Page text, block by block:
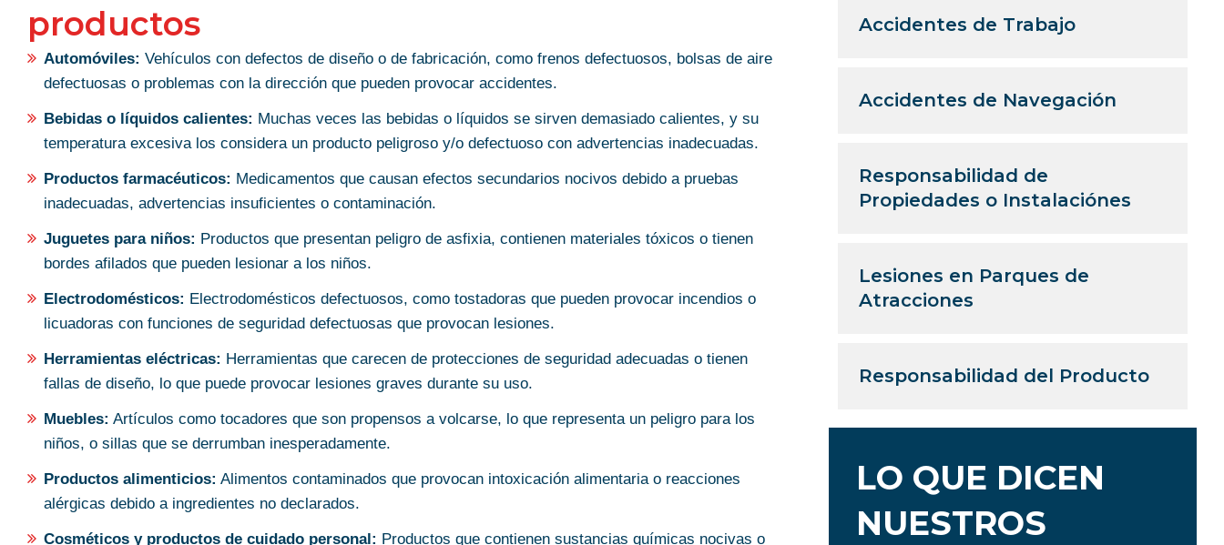
productos
Automóviles: Vehículos con defectos de diseño o de fabricación, como frenos defectuosos, bolsas de aire
defectuosas o problemas con la dirección que pueden provocar accidentes.
Bebidas o líquidos calientes: Muchas veces las bebidas o líquidos se sirven demasiado calientes, y su
temperatura excesiva los considera un producto peligroso y/o defectuoso con advertencias inadecuadas.
Productos farmacéuticos: Medicamentos que causan efectos secundarios nocivos debido a pruebas
inadecuadas, advertencias insuficientes o contaminación.
Juguetes para niños: Productos que presentan peligro de asfixia, contienen materiales tóxicos o tienen
bordes afilados que pueden lesionar a los niños.
Electrodomésticos: Electrodomésticos defectuosos, como tostadoras que pueden provocar incendios o
licuadoras con funciones de seguridad defectuosas que provocan lesiones.
Herramientas eléctricas: Herramientas que carecen de protecciones de seguridad adecuadas o tienen
fallas de diseño, lo que puede provocar lesiones graves durante su uso.
Muebles: Artículos como tocadores que son propensos a volcarse, lo que representa un peligro para los
niños, o sillas que se derrumban inesperadamente.
Productos alimenticios: Alimentos contaminados que provocan intoxicación alimentaria o reacciones
alérgicas debido a ingredientes no declarados.
Cosméticos y productos de cuidado personal: Productos que contienen sustancias químicas nocivas o
Accidentes de Trabajo
Accidentes de Navegación
Responsabilidad de
Propiedades o Instalaciónes
Lesiones en Parques de
Atracciones
Responsabilidad del Producto
LO QUE DICEN
NUESTROS